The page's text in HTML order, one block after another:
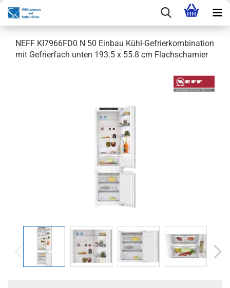
NEFF KI7966FD0 N 50 Einbau Kühl-Gefrierkombination
mit Gefrierfach unten 193.5 x 55.8 cm Flachscharnier